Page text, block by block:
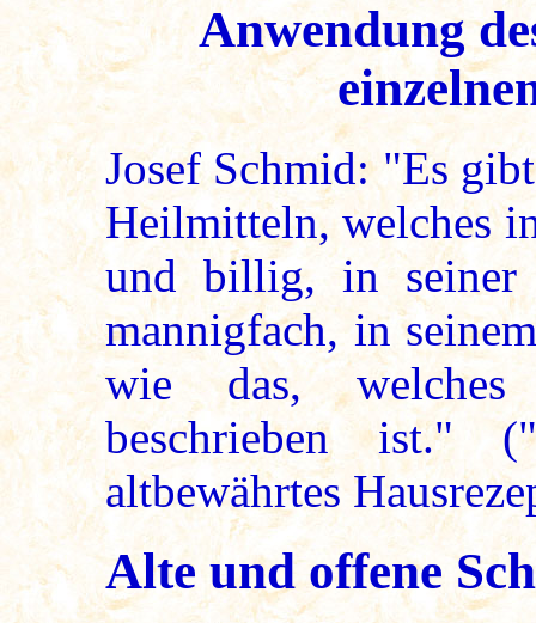
Anwendung
Josef Schmid: "Es
Heilmitteln, welches
und billig, in seiner
mannigfach, in
wie das,
beschrieben ist."
altbewährtes
Alte und offene